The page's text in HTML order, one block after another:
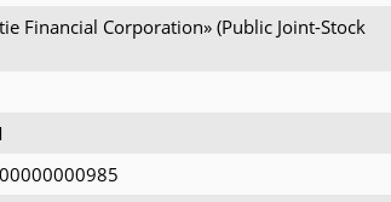
Financial Corporation» (Public Joint-Stock